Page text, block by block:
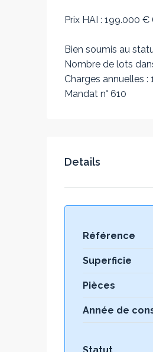
Prix HAI : 199.000
Bien soumis au
Nombre de lots
Charges annuelles
Mandat n° 610
Details
Référence
Superficie
Pièces
Année de